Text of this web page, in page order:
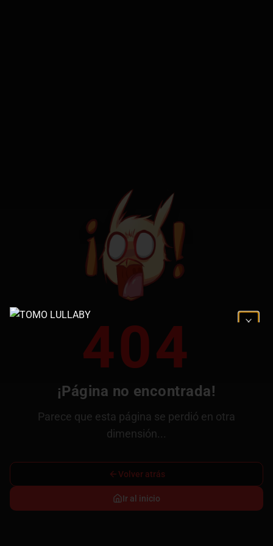
404
¡Página no encontrada!
Parece que esta página se perdió en otra
dimensión...
Volver atrás
Ir al inicio